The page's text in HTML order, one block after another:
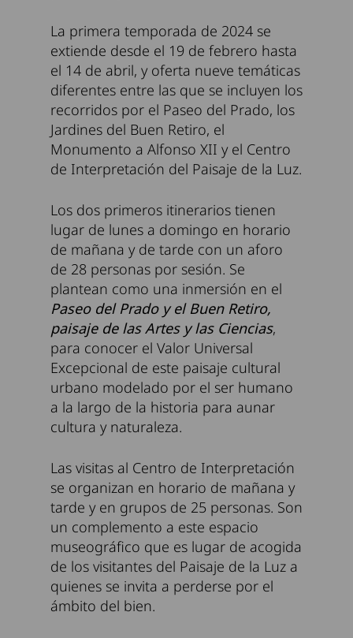
La primera temporada de 2024 se
extiende desde el 19 de febrero hasta
el 14 de abril, y oferta nueve temáticas
diferentes entre las que se incluyen los
recorridos por el Paseo del Prado, los
Jardines del Buen Retiro, el
Monumento a Alfonso XII y el Centro
de Interpretación del Paisaje de la Luz.
Los dos primeros itinerarios tienen
lugar de lunes a domingo en horario
de mañana y de tarde con un aforo
de 28 personas por sesión. Se
plantean como una inmersión en el
Paseo del Prado y el Buen Retiro,
paisaje de las Artes y las Ciencias,
para conocer el Valor Universal
Excepcional de este paisaje cultural
urbano modelado por el ser humano
a la largo de la historia para aunar
cultura y naturaleza.
Las visitas al Centro de Interpretación
se organizan en horario de mañana y
tarde y en grupos de 25 personas. Son
un complemento a este espacio
museográfico que es lugar de acogida
de los visitantes del Paisaje de la Luz a
quienes se invita a perderse por el
ámbito del bien.